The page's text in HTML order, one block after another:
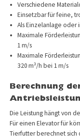
Verschiedene
Einsetzbar für feine,
Als Einzelanlage
Maximale
1 m/s
Maximale
320 m³/h bei 1 m/s
Berechnung
Die Leistung hängt von
Für einen Elevator für
Tierfutter berechnet sich